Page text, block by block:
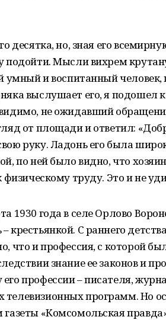
десятка, но, зная его
подойти. Мысли вихрем
умный и воспитанный человек,
выслушает его, я подошел
не ожидавший
от площади и ответил:
руку. Ладонь его была
по ней было видно, что
физическому труду. Это и не
1930 года в селе Орлово
крестьянкой. С раннего
что и профессия, с которой
знание ее законов и
профессии – писателя,
программ. Но
газеты «Комсомольская